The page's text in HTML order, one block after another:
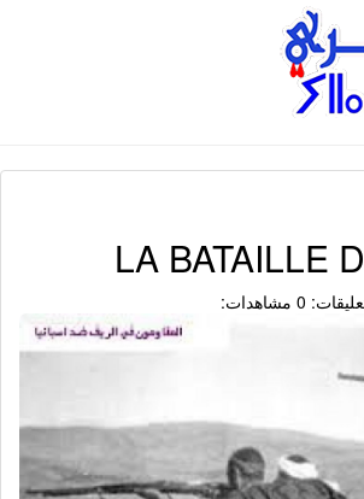
LA BATAILLE
0 مشاهدات: